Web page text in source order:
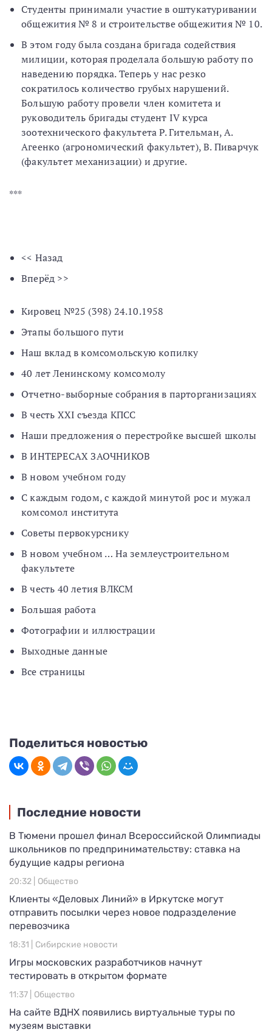
Студенты принимали участие в оштукатуривании
общежития № 8 и строительстве общежития № 10.
В этом году была создана бригада содействия
милиции, которая проделала большую работу по
наведению порядка. Теперь у нас резко
сократилось количество грубых нарушений.
Большую работу провели член комитета и
руководитель бригады студент IV курса
зоотехнического факультета Р. Гительман, А.
Агеенко (агрономический факультет), В. Пиварчук
(факультет механизации) и другие.
***
<< Назад
Вперёд >>
Кировец №25 (398) 24.10.1958
Этапы большого пути
Наш вклад в комсомольскую копилку
40 лет Ленинскому комсомолу
Отчетно-выборные собрания в парторганизациях
В честь XXI съезда КПСС
Наши предложения о перестройке высшей школы
В ИНТЕРЕСАХ ЗАОЧНИКОВ
В новом учебном году
С каждым годом, с каждой минутой рос и мужал
комсомол института
Советы первокурснику
В новом учебном … На землеустроительном
факультете
В честь 40 летия ВЛКСМ
Большая работа
Фотографии и иллюстрации
Выходные данные
Все страницы
Поделиться новостью
Последние новости
В Тюмени прошел финал Всероссийской Олимпиады
школьников по предпринимательству: ставка на
будущие кадры региона
20:32 | Общество
Клиенты «Деловых Линий» в Иркутске могут
отправить посылки через новое подразделение
перевозчика
18:31 | Сибирские новости
Игры московских разработчиков начнут
тестировать в открытом формате
11:37 | Общество
На сайте ВДНХ появились виртуальные туры по
музеям выставки